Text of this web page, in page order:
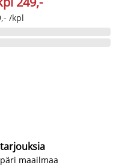
/kpl
maailmaa